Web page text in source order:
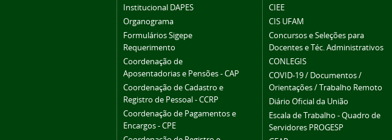
Institucional DAPES
Organograma
Formulários Sigepe
Requerimento
Coordenação de
Aposentadorias e Pensões - CAP
Coordenação de Cadastro e
Registro de Pessoal - CCRP
Coordenação de Pagamentos e
Encargos - CPE
CIEE
CIS UFAM
Concursos e Seleções para
Docentes e Téc. Administrativos
CONLEGIS
COVID-19 / Documentos /
Orientações / Trabalho Remoto
Diário Oficial da União
Escala de Trabalho - Quadro de
Servidores PROGESP